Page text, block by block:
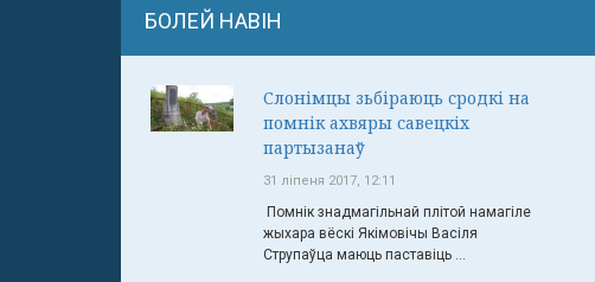
БОЛЕЙ НАВІН
Слонімцы зьбіраюць сродкі на
помнік ахвяры савецкіх
партызанаў
31 ліпеня 2017, 12:11
Помнік знадмагільнай плітой намагіле
жыхара вёскі Якімовічы Васіля
Струпаўца маюць паставіць ...